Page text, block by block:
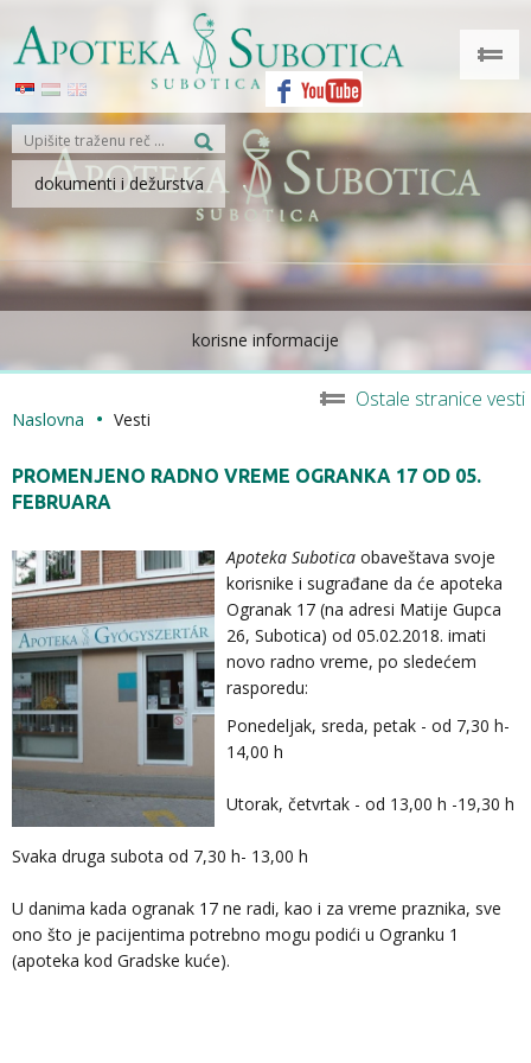
dokumenti i dežurstva
korisne informacije
Ostale stranice vesti
Naslovna Vesti
PROMENJENO RADNO VREME OGRANKA 17 OD 05.
FEBRUARA
Apoteka Subotica obaveštava svoje
korisnike i sugrađane da će apoteka
Ogranak 17 (na adresi Matije Gupca
26, Subotica) od 05.02.2018. imati
novo radno vreme, po sledećem
rasporedu:
Ponedeljak, sreda, petak - od 7,30 h-
14,00 h
Utorak, četvrtak - od 13,00 h -19,30 h
Svaka druga subota od 7,30 h- 13,00 h
U danima kada ogranak 17 ne radi, kao i za vreme praznika, sve
ono što je pacijentima potrebno mogu podići u Ogranku 1
(apoteka kod Gradske kuće).